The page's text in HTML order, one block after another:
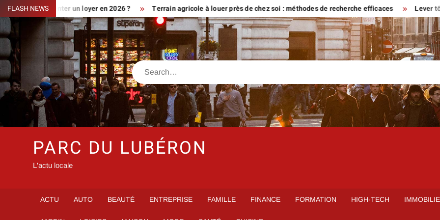
Skip
to
content
FLASH NEWS
augmenter un loyer en 2026 ? Terrain agricole à louer près de chez soi : méthodes de recherche efficaces Lever tôt ou
Search
PARC DU LUBÉRON
L'actu locale
ACTU AUTO BEAUTÉ ENTREPRISE FAMILLE FINANCE FORMATION HIGH-TECH